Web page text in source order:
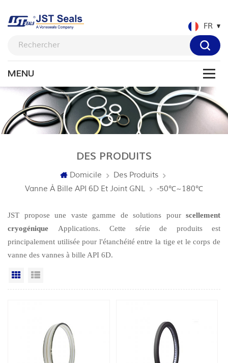
FR
DES PRODUITS
Domicile
Des Produits
Vanne À Bille API 6D Et Joint GNL
-50℃~180℃
JST propose une vaste gamme de solutions pour scellement
cryogénique Applications. Cette série de produits est
principalement utilisée pour l'étanchéité entre la tige et le corps de
vanne des vannes à bille API 6D.
Grille